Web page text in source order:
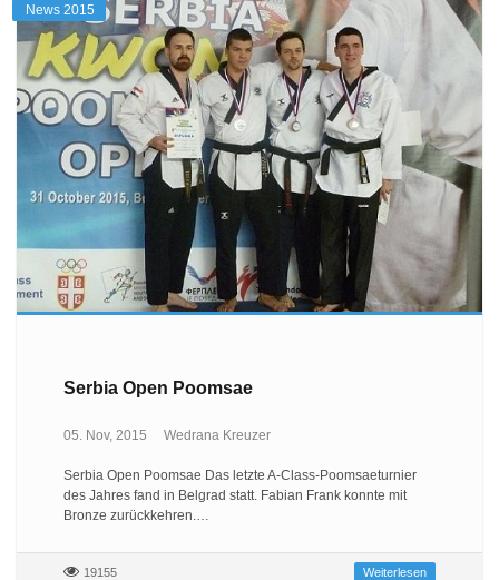
News 2015
Serbia Open Poomsae
05. Nov, 2015 Wedrana Kreuzer
Serbia Open Poomsae Das letzte A-Class-Poomsaeturnier
des Jahres fand in Belgrad statt. Fabian Frank konnte mit
Bronze zurückkehren.…
19155 Weiterlesen